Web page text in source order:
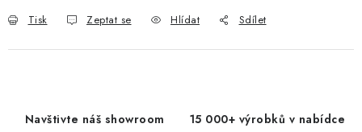
Tisk Zeptat se Hlídat Sdílet
Navštivte náš showroom 15 000+ výrobků v nabídce